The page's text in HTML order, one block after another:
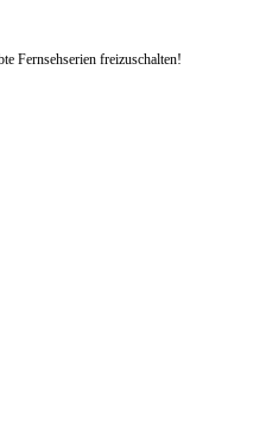
Fernsehserien freizuschalten!